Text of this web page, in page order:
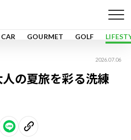
CAR GOURMET GOLF
2026.07.06
の夏旅を彩る洗練